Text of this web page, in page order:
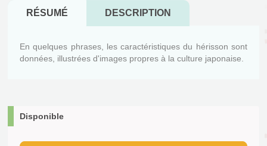
RÉSUMÉ DESCRIPTION
En quelques phrases, les caractéristiques du hérisson sont
données, illustrées d'images propres à la culture japonaise.
Disponible